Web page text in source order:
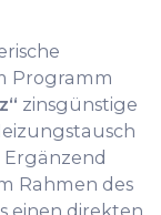
Programm
zinsgünstige
Rahmen des